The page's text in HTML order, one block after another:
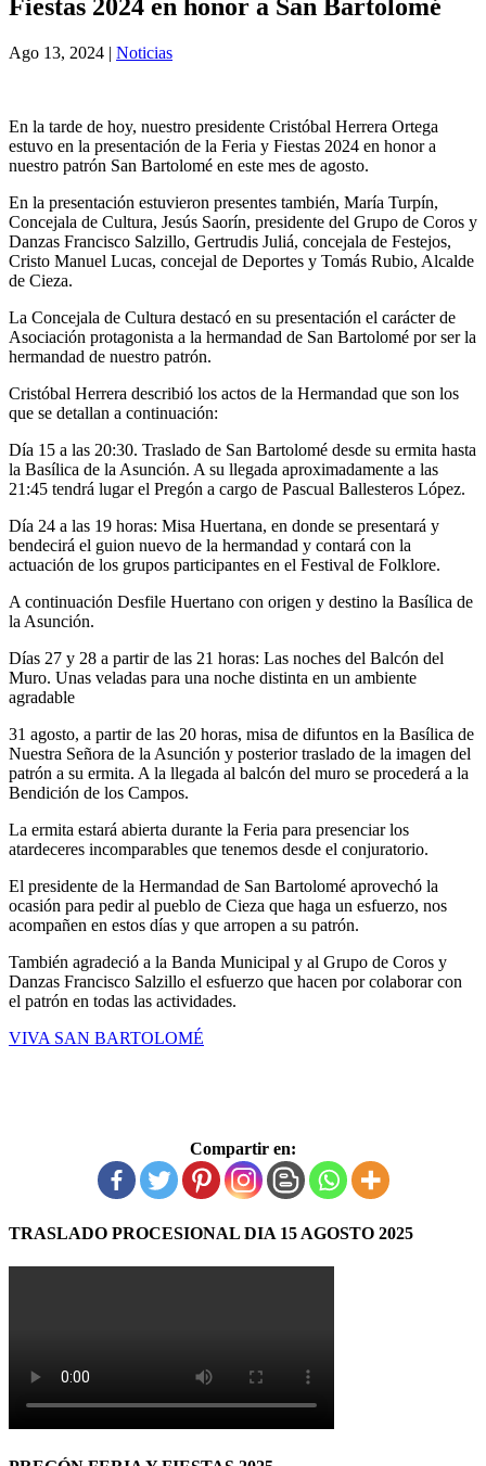
Fiestas 2024 en honor a San Bartolomé
Ago 13, 2024 | Noticias
En la tarde de hoy, nuestro presidente Cristóbal Herrera Ortega
estuvo en la presentación de la Feria y Fiestas 2024 en honor a
nuestro patrón San Bartolomé en este mes de agosto.
En la presentación estuvieron presentes también, María Turpín,
Concejala de Cultura, Jesús Saorín, presidente del Grupo de Coros y
Danzas Francisco Salzillo, Gertrudis Juliá, concejala de Festejos,
Cristo Manuel Lucas, concejal de Deportes y Tomás Rubio, Alcalde
de Cieza.
La Concejala de Cultura destacó en su presentación el carácter de
Asociación protagonista a la hermandad de San Bartolomé por ser la
hermandad de nuestro patrón.
Cristóbal Herrera describió los actos de la Hermandad que son los
que se detallan a continuación:
Día 15 a las 20:30. Traslado de San Bartolomé desde su ermita hasta
la Basílica de la Asunción. A su llegada aproximadamente a las
21:45 tendrá lugar el Pregón a cargo de Pascual Ballesteros López.
Día 24 a las 19 horas: Misa Huertana, en donde se presentará y
bendecirá el guion nuevo de la hermandad y contará con la
actuación de los grupos participantes en el Festival de Folklore.
A continuación Desfile Huertano con origen y destino la Basílica de
la Asunción.
Días 27 y 28 a partir de las 21 horas: Las noches del Balcón del
Muro. Unas veladas para una noche distinta en un ambiente
agradable
31 agosto, a partir de las 20 horas, misa de difuntos en la Basílica de
Nuestra Señora de la Asunción y posterior traslado de la imagen del
patrón a su ermita. A la llegada al balcón del muro se procederá a la
Bendición de los Campos.
La ermita estará abierta durante la Feria para presenciar los
atardeceres incomparables que tenemos desde el conjuratorio.
El presidente de la Hermandad de San Bartolomé aprovechó la
ocasión para pedir al pueblo de Cieza que haga un esfuerzo, nos
acompañen en estos días y que arropen a su patrón.
También agradeció a la Banda Municipal y al Grupo de Coros y
Danzas Francisco Salzillo el esfuerzo que hacen por colaborar con
el patrón en todas las actividades.
VIVA SAN BARTOLOMÉ
Compartir en:
TRASLADO PROCESIONAL DIA 15 AGOSTO 2025